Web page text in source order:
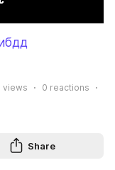
views 0 reactions
Share